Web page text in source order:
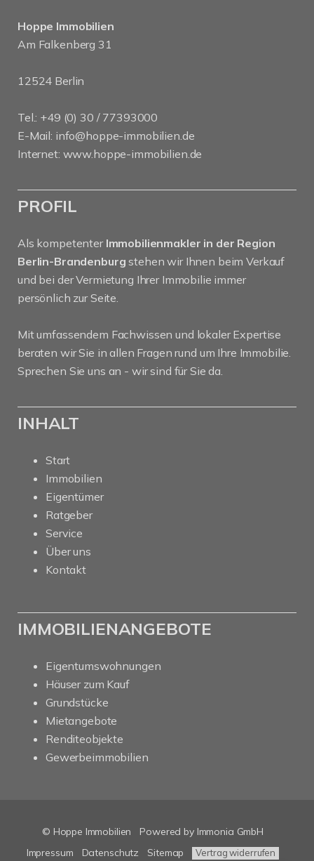
Hoppe Immobilien
Am Falkenberg 31
12524 Berlin
Tel.: +49 (0) 30 / 77393000
E-Mail: info@hoppe-immobilien.de
Internet: www.hoppe-immobilien.de
PROFIL
Als kompetenter Immobilienmakler in der Region
Berlin-Brandenburg stehen wir Ihnen beim Verkauf
und bei der Vermietung Ihrer Immobilie immer
persönlich zur Seite.
Mit umfassendem Fachwissen und lokaler Expertise
beraten wir Sie in allen Fragen rund um Ihre Immobilie.
Sprechen Sie uns an - wir sind für Sie da.
INHALT
Start
Immobilien
Eigentümer
Ratgeber
Service
Über uns
Kontakt
IMMOBILIENANGEBOTE
Eigentumswohnungen
Häuser zum Kauf
Grundstücke
Mietangebote
Renditeobjekte
Gewerbeimmobilien
© Hoppe Immobilien
Powered by Immonia GmbH
Impressum
Datenschutz Sitemap Vertrag widerrufen